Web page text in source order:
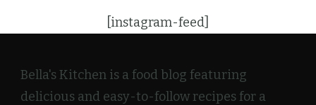
[instagram-feed]
Bella's Kitchen is a food blog featuring
delicious and easy-to-follow recipes for a